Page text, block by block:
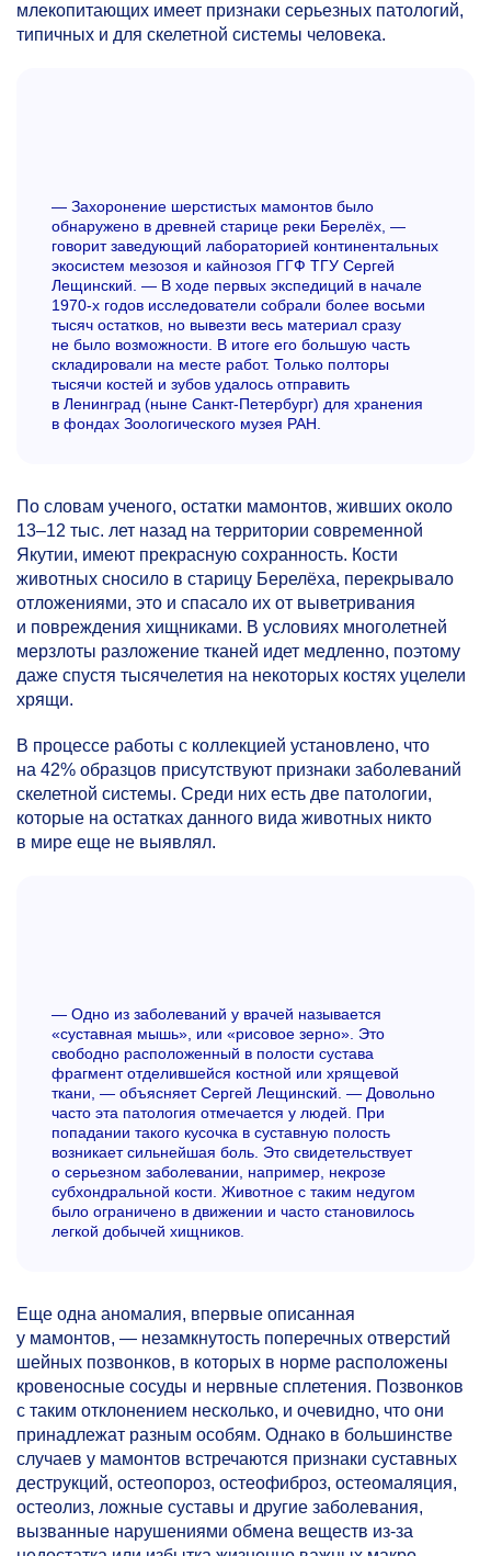
млекопитающих имеет признаки серьезных патологий,
типичных и для скелетной системы человека.
— Захоронение шерстистых мамонтов было
обнаружено в древней старице реки Берелёх, —
говорит заведующий лабораторией континентальных
экосистем мезозоя и кайнозоя ГГФ ТГУ Сергей
Лещинский. — В ходе первых экспедиций в начале
1970-х годов исследователи собрали более восьми
тысяч остатков, но вывезти весь материал сразу
не было возможности. В итоге его большую часть
складировали на месте работ. Только полторы
тысячи костей и зубов удалось отправить
в Ленинград (ныне Санкт-Петербург) для хранения
в фондах Зоологического музея РАН.
По словам ученого, остатки мамонтов, живших около
13–12 тыс. лет назад на территории современной
Якутии, имеют прекрасную сохранность. Кости
животных сносило в старицу Берелёха, перекрывало
отложениями, это и спасало их от выветривания
и повреждения хищниками. В условиях многолетней
мерзлоты разложение тканей идет медленно, поэтому
даже спустя тысячелетия на некоторых костях уцелели
хрящи.
В процессе работы с коллекцией установлено, что
на 42% образцов присутствуют признаки заболеваний
скелетной системы. Среди них есть две патологии,
которые на остатках данного вида животных никто
в мире еще не выявлял.
— Одно из заболеваний у врачей называется
«суставная мышь», или «рисовое зерно». Это
свободно расположенный в полости сустава
фрагмент отделившейся костной или хрящевой
ткани, — объясняет Сергей Лещинский. — Довольно
часто эта патология отмечается у людей. При
попадании такого кусочка в суставную полость
возникает сильнейшая боль. Это свидетельствует
о серьезном заболевании, например, некрозе
субхондральной кости. Животное с таким недугом
было ограничено в движении и часто становилось
легкой добычей хищников.
Еще одна аномалия, впервые описанная
у мамонтов, — незамкнутость поперечных отверстий
шейных позвонков, в которых в норме расположены
кровеносные сосуды и нервные сплетения. Позвонков
с таким отклонением несколько, и очевидно, что они
принадлежат разным особям. Однако в большинстве
случаев у мамонтов встречаются признаки суставных
деструкций, остеопороз, остеофиброз, остеомаляция,
остеолиз, ложные суставы и другие заболевания,
вызванные нарушениями обмена веществ из-за